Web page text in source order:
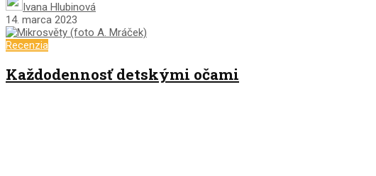
Ivana Hlubinová
14. marca 2023
Recenzia
Každodennosť detskými očami